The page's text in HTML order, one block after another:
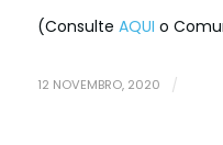
(Consulte AQUI o
12 NOVEMBRO, 2020 /